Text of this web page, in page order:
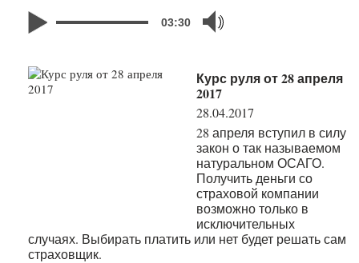
03:30
Курс руля от 28 апреля
2017
28.04.2017
28 апреля вступил в силу
закон о так называемом
натуральном ОСАГО.
Получить деньги со
страховой компании
возможно только в
исключительных
случаях. Выбирать платить или нет будет решать сам
страховщик.